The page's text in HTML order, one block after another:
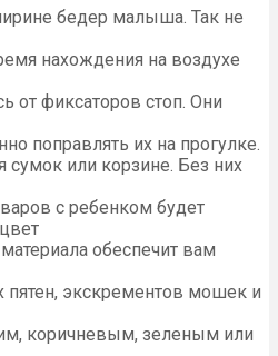
бедер малыша. Так не
нахождения на воздухе
от фиксаторов стоп. Они
поправлять их на прогулке.
сумок или корзине. Без них
с ребенком будет
обеспечит вам
пятен, экскрементов мошек и
коричневым, зеленым или